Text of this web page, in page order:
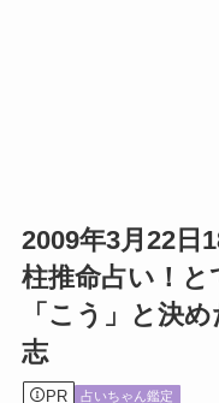
2009年3月22日
柱推命占い！
「こう」と決
志
PR 占いちゃん鑑定